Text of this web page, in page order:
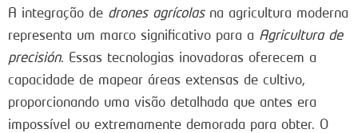
A integração de drones agrícolasna agricultura moderna
representa um marco significativo para a Agricultura de
precisión. Essas tecnologias inovadoras oferecem a
capacidade de mapear áreas extensas de cultivo,
proporcionando uma visão detalhada que antes era
impossível ou extremamente demorada para obter. O